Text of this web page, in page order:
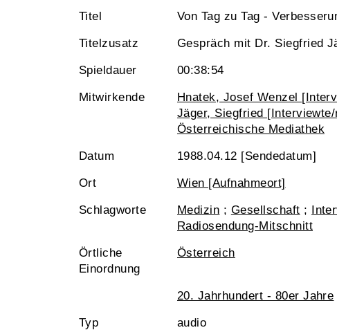
Titel Von Tag zu Tag -
Titelzusatz Gespräch mit Dr. Siegfried
Spieldauer 00:38:54
Mitwirkende Hnatek, Josef Wenzel
Jäger, Siegfried
Österreichische Mediathek
Datum 1988.04.12 [Sendedatum]
Ort Wien [Aufnahmeort]
Schlagworte Medizin ; Gesellschaft ;
Radiosendung-Mitschnitt
Örtliche
Einordnung
Österreich
20. Jahrhundert - 80er Jahre
Typ audio